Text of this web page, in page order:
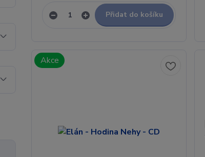
Přidat do košíku
Akce